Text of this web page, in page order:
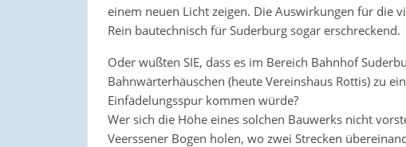
einem neuen Licht zeigen. Die Auswirkungen für die
Rein bautechnisch für Suderburg sogar erschreckend.
Oder wußten SIE, dass es im Bereich Bahnhof
Bahnwärterhäuschen (heute Vereinshaus Rottis) zu
Einfädelungsspur kommen würde?
Wer sich die Höhe eines solchen Bauwerks nicht
Veerssener Bogen holen, wo zwei Strecken